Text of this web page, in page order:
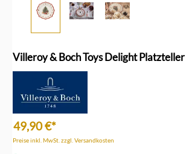
Villeroy & Boch Toys Delight Platzteller
49,90 €*
Preise inkl. MwSt. zzgl. Versandkosten